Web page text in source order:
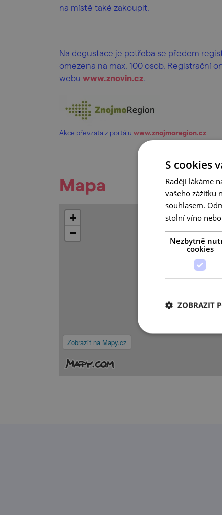
na místě také zakoupit.
Na degustace je potřeba se předem
omezena na max. 100 osob. Registrační
webu www.znovin.cz.
Akce převzata z portálu www.znojmoregion.cz
Mapa
Zobrazit na Mapy.cz
+
−
S cookies
Raději lákáme
vašeho zážitku
souhlasem.
stolní víno
Nezbytně
cookies
ZOBRAZIT